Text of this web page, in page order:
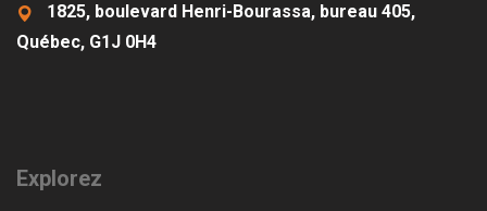
1825, boulevard Henri-Bourassa, bureau 405,
Québec, G1J 0H4
Explorez